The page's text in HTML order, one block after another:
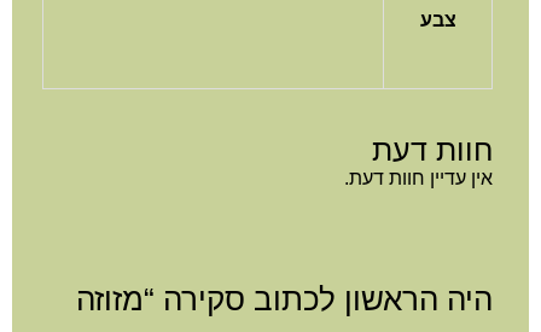
צבע
חוות דעת
אין עדיין חוות דעת.
היה הראשון לכתוב סקירה “מזוזה